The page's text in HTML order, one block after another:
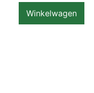
Winkelwagen